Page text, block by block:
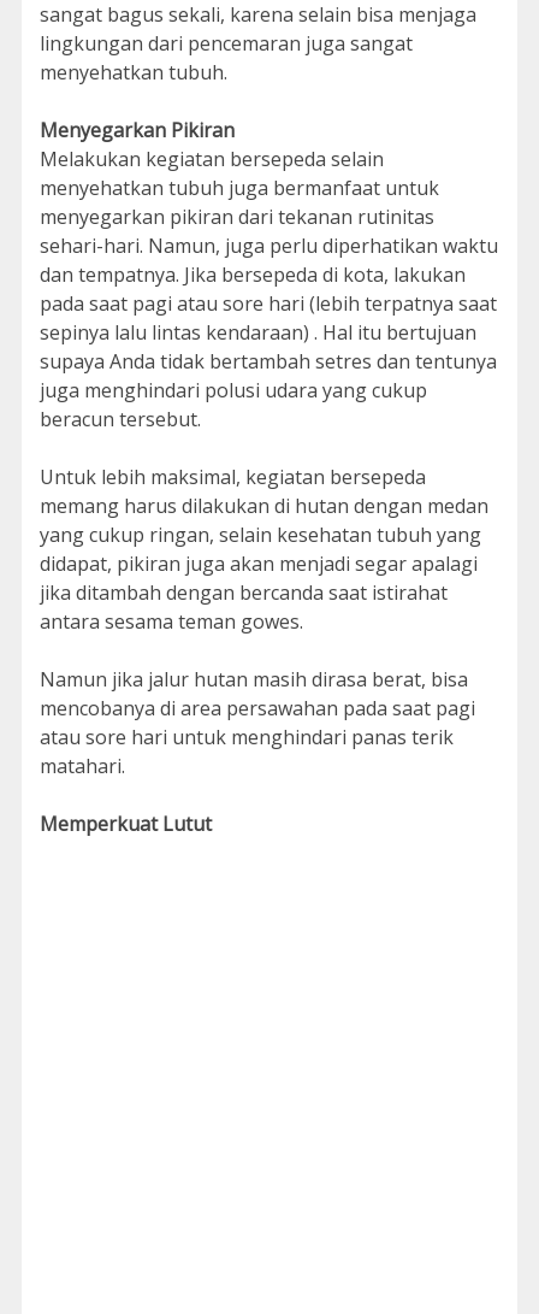
sangat bagus sekali, karena selain bisa menjaga
lingkungan dari pencemaran juga sangat
menyehatkan tubuh.
Menyegarkan Pikiran
Melakukan kegiatan bersepeda selain
menyehatkan tubuh juga bermanfaat untuk
menyegarkan pikiran dari tekanan rutinitas
sehari-hari. Namun, juga perlu diperhatikan waktu
dan tempatnya. Jika bersepeda di kota, lakukan
pada saat pagi atau sore hari (lebih terpatnya saat
sepinya lalu lintas kendaraan) . Hal itu bertujuan
supaya Anda tidak bertambah setres dan tentunya
juga menghindari polusi udara yang cukup
beracun tersebut.
Untuk lebih maksimal, kegiatan bersepeda
memang harus dilakukan di hutan dengan medan
yang cukup ringan, selain kesehatan tubuh yang
didapat, pikiran juga akan menjadi segar apalagi
jika ditambah dengan bercanda saat istirahat
antara sesama teman gowes.
Namun jika jalur hutan masih dirasa berat, bisa
mencobanya di area persawahan pada saat pagi
atau sore hari untuk menghindari panas terik
matahari.
Memperkuat Lutut